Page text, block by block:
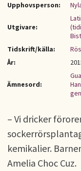
Upphovsperson:
Utgivare:
Tidskrift/källa:
År:
Ämnesord:
– Vi dricker
kemikalier.
Amelia Choc Cuz.